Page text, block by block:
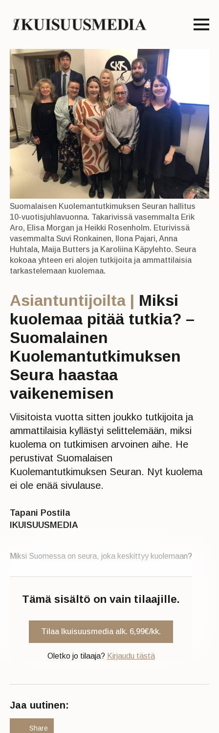
Suomalaisen Kuolemantutkimuksen Seuran hallitus
10-vuotisjuhlavuonna. Takarivissä vasemmalta Erik
Aro, Elisa Morgan ja Heikki Rosenholm. Eturivissä
vasemmalta Suvi Ronkainen, Ilona Pajari, Anna
Huhtala, Maija Butters ja Karoliina Käpylehto. Seura
kokoaa yhteen eri alojen tutkijoita ja ammattilaisia
tarkastelemaan kuolemaa.
Asiantuntijoilta | Miksi
kuolemaa pitää tutkia? –
Suomalainen
Kuolemantutkimuksen
Seura haastaa
vaikenemisen
Viisitoista vuotta sitten joukko tutkijoita ja
ammattilaisia kyllästyi selittelemään, miksi
kuolema on tutkimisen arvoinen aihe. He
perustivat Suomalaisen
Kuolemantutkimuksen Seuran. Nyt kuolema
ei ole enää sivulause.
Tapani Postila
IKUISUUSMEDIA
Miksi Suomessa on seura, joka keskittyy kuolemaan?
Tämä sisältö on vain tilaajille.
Tilaa Ikuisuusmedia alk. 6,99€/kk.
Oletko jo tilaaja? Kirjaudu tästä
Jaa uutinen:
Share